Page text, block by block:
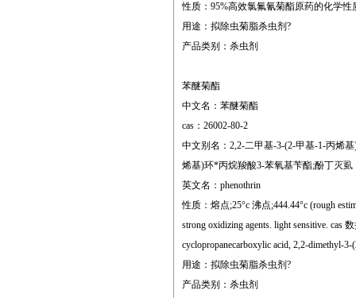
性质：95%高效氯氟氰菊酯原药的化学性
用途：拟除虫菊脂杀虫剂?
产品类别：杀虫剂
苯醚菊酯
中文名：苯醚菊酯
cas：26002-80-2
中文别名：2,2-二甲基-3-(2-甲基-1-丙烯
烯基)环*丙烷羧酸3-苯氧基苄酯;酚丁灭虱
英文名：phenothrin
性质：熔点;25°c 沸点;444.44°c (rough
strong oxidizing agents. light sensitive. cas
cyclopropanecarboxylic acid, 2,2-dimethyl-
用途：拟除虫菊脂杀虫剂?
产品类别：杀虫剂